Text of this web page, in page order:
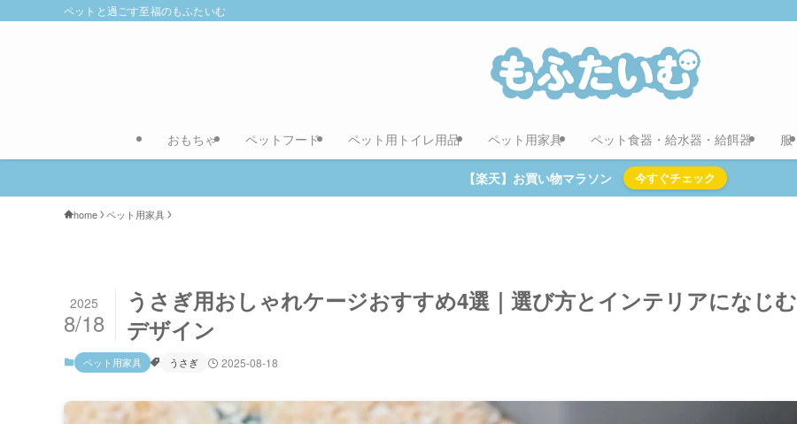
ペットと過ごす至福のもふたいむ
おもちゃ ペットフード ペット用トイレ用品 ペット用家具 ペット食器・給水器・給餌器 服
【楽天】お買い物マラソン 今すぐチェック
home ペット用家具
うさぎ用おしゃれケージおすすめ4選｜選び方とインテリアになじむ
デザイン
2025
8/18
ペット用家具 うさぎ 2025-08-18